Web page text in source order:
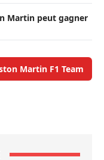
Martin peut gagner
Martin F1 Team